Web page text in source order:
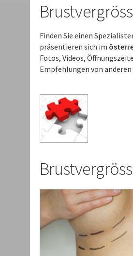
Finden Sie einen
präsentieren sich im
Fotos, Videos,
Empfehlungen von